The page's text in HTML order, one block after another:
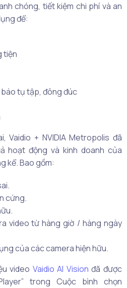
chóng, tiết kiệm chi phí và an
để:
tiện
tụ tập, đông đúc
Vaidio + NVIDIA Metropolis đã
hoạt động và kinh doanh của
kể. Bao gồm:
cứng.
video từ hàng giờ / hàng ngày
của các camera hiện hữu.
video Vaidio AI Vision đã được
trong Cuộc bình chọn